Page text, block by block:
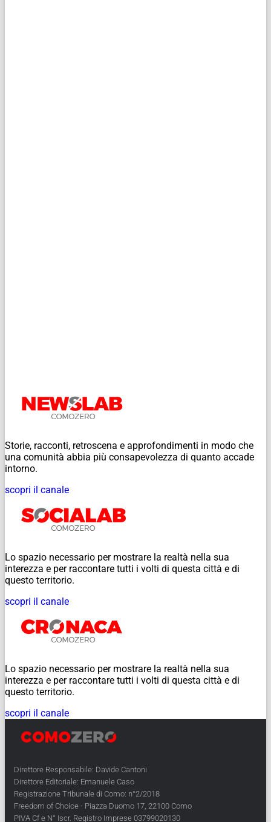
Storie, racconti, retroscena e approfondimenti in modo che
una comunità abbia più consapevolezza di quanto accade
intorno.
scopri il canale
Lo spazio necessario per mostrare la realtà nella sua
interezza e per raccontare tutti i volti di questa città e di
questo territorio.
scopri il canale
Lo spazio necessario per mostrare la realtà nella sua
interezza e per raccontare tutti i volti di questa città e di
questo territorio.
scopri il canale
Direttore Responsabile: Davide Cantoni
Direttore Editoriale: Emanuele Caso
Registrazione Tribunale di Como: n°2/2018
Freedom of Choice - Piazza Duomo 17, 22100 Como
PIVA Cf e N° Iscr. Registro Imprese 03799020130